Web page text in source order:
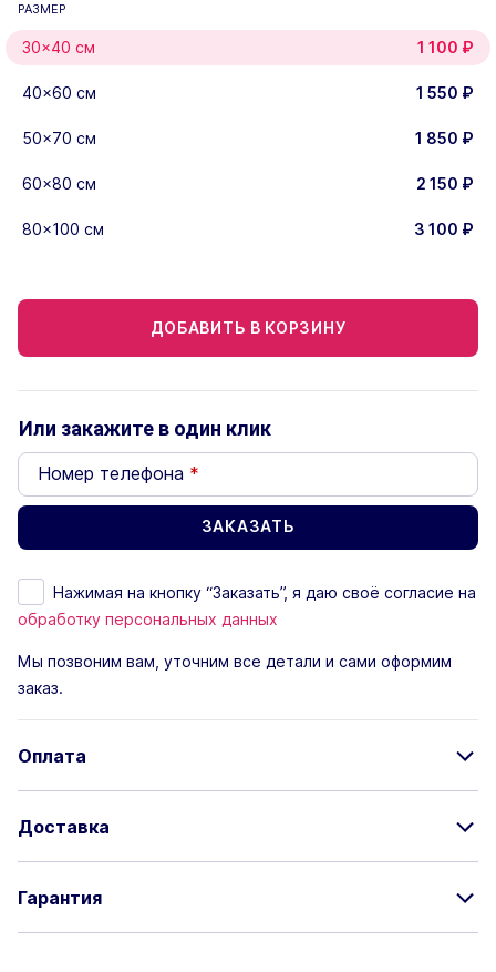
РАЗМЕР
30×40 см 1 100 ₽
40×60 см 1 550 ₽
50×70 см 1 850 ₽
60×80 см 2 150 ₽
80×100 см 3 100 ₽
ДОБАВИТЬ В КОРЗИНУ
Или закажите в один клик
Номер телефона *
Нажимая на кнопку “Заказать”, я даю своё согласие на
обработку персональных данных
Мы позвоним вам, уточним все детали и сами оформим
заказ.
Оплата
Доставка
Гарантия